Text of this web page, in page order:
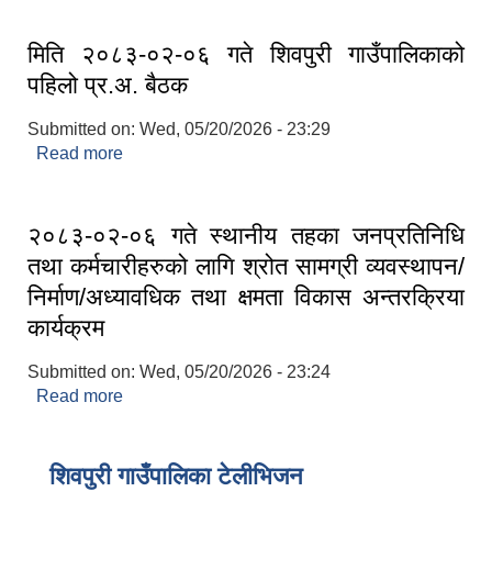
मिति २०८३-०२-०६ गते शिवपुरी गाउँपालिकाको
पहिलो प्र.अ. बैठक
Submitted on: Wed, 05/20/2026 - 23:29
Read more
२०८३-०२-०६ गते स्थानीय तहका जनप्रतिनिधि
तथा कर्मचारीहरुको लागि श्रोत सामग्री व्यवस्थापन/
निर्माण/अध्यावधिक तथा क्षमता विकास अन्तरक्रिया
कार्यक्रम
Submitted on: Wed, 05/20/2026 - 23:24
Read more
शिवपुरी गाउँपालिका टेलीभिजन